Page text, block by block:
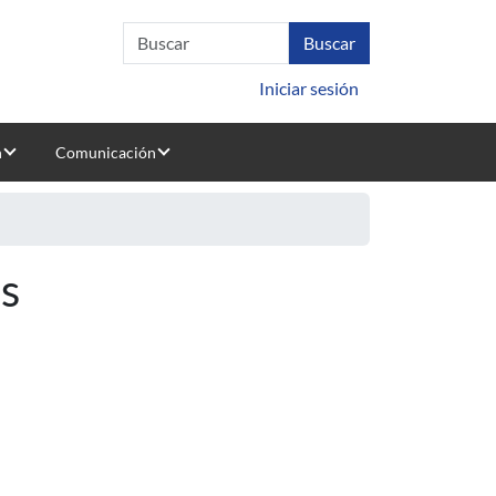
Iniciar sesión
Comunicación